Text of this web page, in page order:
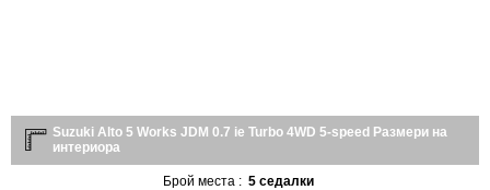
Suzuki Alto 5 Works JDM 0.7 ie Turbo 4WD 5-speed Размери на
интериора
Брой места : 5 седалки